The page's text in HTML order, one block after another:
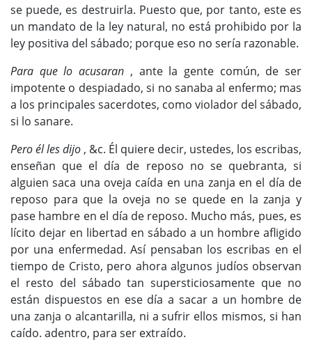
se puede, es destruirla. Puesto que, por tanto, este es
un mandato de la ley natural, no está prohibido por la
ley positiva del sábado; porque eso no sería razonable.
Para que lo acusaran , ante la gente común, de ser
impotente o despiadado, si no sanaba al enfermo; mas
a los principales sacerdotes, como violador del sábado,
si lo sanare.
Pero él les dijo , &c. Él quiere decir, ustedes, los escribas,
enseñan que el día de reposo no se quebranta, si
alguien saca una oveja caída en una zanja en el día de
reposo para que la oveja no se quede en la zanja y
pase hambre en el día de reposo. Mucho más, pues, es
lícito dejar en libertad en sábado a un hombre afligido
por una enfermedad. Así pensaban los escribas en el
tiempo de Cristo, pero ahora algunos judíos observan
el resto del sábado tan supersticiosamente que no
están dispuestos en ese día a sacar a un hombre de
una zanja o alcantarilla, ni a sufrir ellos mismos, si han
caído. adentro, para ser extraído.